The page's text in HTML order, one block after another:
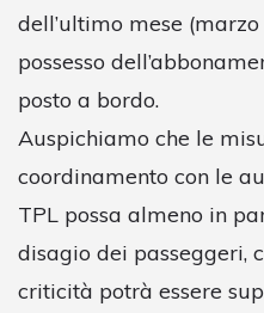
dell’ultimo mese
possesso
posto a bordo.
Auspichiamo che le
coordinamento con le
TPL possa almeno in
disagio dei passeggeri,
criticità potrà essere